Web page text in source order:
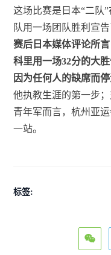
这场比赛是日本“二队
队用一场团队胜利宣
赛后日本媒体评论所
科里用一场32分的大
因为任何人的缺席而
他执教生涯的第一步
青年军而言，杭州亚
一站。
标签: